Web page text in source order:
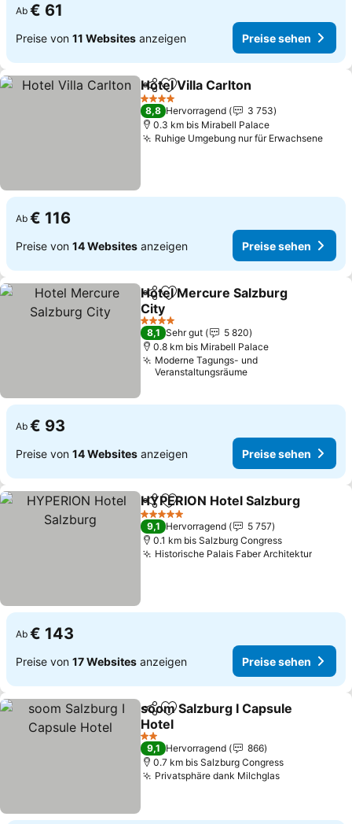
Ab € 61
Preise von 11 Websites anzeigen Preise sehen
TeilenZu Favoriten hinzufügen
Hotel Villa Carlton
4 Sterne
8,8 Hervorragend
3 753
0.3 km bis Mirabell Palace
Ruhige Umgebung nur für Erwachsene
Ab € 116
Preise von 14 Websites anzeigen Preise sehen
TeilenZu Favoriten hinzufügen
Hotel Mercure Salzburg
City
Preise sehen
4 Sterne
8,1 Sehr gut
5 820
0.8 km bis Mirabell Palace
Moderne Tagungs- und
Veranstaltungsräume
Ab € 93
Preise von 14 Websites anzeigen Preise sehen
TeilenZu Favoriten hinzufügen
HYPERION Hotel Salzburg
5 Sterne
9,1 Hervorragend
5 757
0.1 km bis Salzburg Congress
Historische Palais Faber ArchitekturPreise
Ab € 143
Preise von 17 Websites anzeigen Preise sehen
TeilenZu Favoriten hinzufügen
soom Salzburg I Capsule
Hotel
Preise sehen
2 Sterne
9,1 Hervorragend
866
0.7 km bis Salzburg Congress
Privatsphäre dank MilchglasPreise